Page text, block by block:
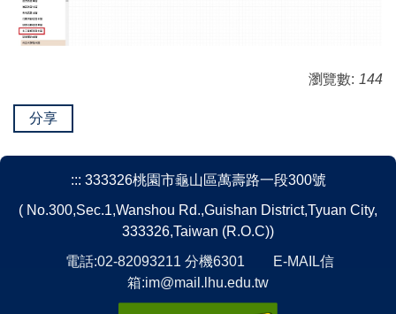
瀏覽數: 144
分享
::: 333326桃園市龜山區萬壽路一段300號
( No.300,Sec.1,Wanshou Rd.,Guishan District,Tyuan City,
333326,Taiwan (R.O.C))
電話:02-82093211 分機6301 E-MAIL信
箱:im@mail.lhu.edu.tw